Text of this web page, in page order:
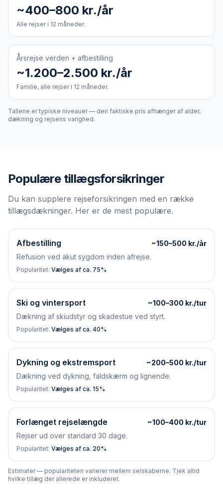
~400–800 kr./år
Alle rejser i 12 måneder.
Årsrejse verden + afbestilling
~1.200–2.500 kr./år
Familie, alle rejser i 12 måneder.
Tallene er typiske niveauer — den faktiske pris afhænger af alder,
dækning og rejsens varighed.
Populære tillægsforsikringer
Du kan supplere rejseforsikringen med en række
tillægsdækninger. Her er de mest populære.
Afbestilling
~150–500 kr./år
Refusion ved akut sygdom inden afrejse.
Popularitet: Vælges af ca. 75%
Ski og vintersport
~100–300 kr./tur
Dækning af skiudstyr og skadestue ved styrt.
Popularitet: Vælges af ca. 40%
Dykning og ekstremsport
~200–500 kr./tur
Dækning ved dykning, faldskærm og lignende.
Popularitet: Vælges af ca. 15%
Forlænget rejselængde
~100–400 kr./tur
Rejser ud over standard 30 dage.
Popularitet: Vælges af ca. 20%
Estimater — populariteten varierer mellem selskaberne. Tjek altid
hvilke tillæg der allerede er inkluderet.